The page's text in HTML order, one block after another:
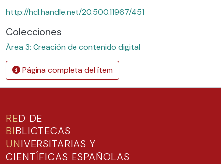
http://hdl.handle.net/20.500.11967/451
Colecciones
Área 3: Creación de contenido digital
Página completa del ítem
RED DE
BIBLIOTECAS
UNIVERSITARIAS Y
CIENTÍFICAS ESPAÑOLAS